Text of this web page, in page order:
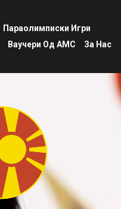
Параолимписки Игри
Ваучери Од АМС За Нас